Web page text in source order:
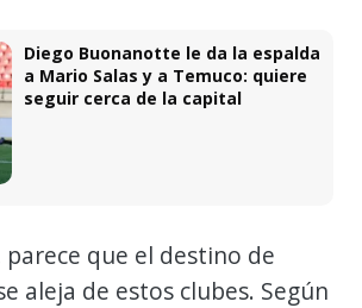
Diego Buonanotte le da la espalda
a Mario Salas y a Temuco: quiere
seguir cerca de la capital
que el destino de
aleja de estos clubes. Según